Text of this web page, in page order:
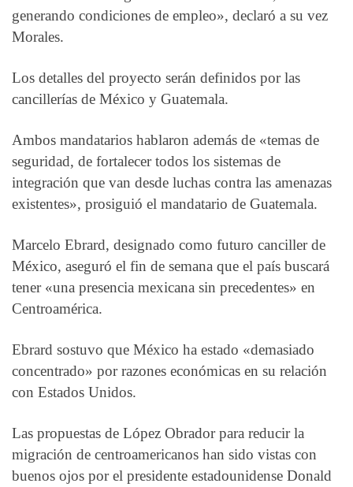
generando condiciones de empleo», declaró a su vez
Morales.
Los detalles del proyecto serán definidos por las
cancillerías de México y Guatemala.
Ambos mandatarios hablaron además de «temas de
seguridad, de fortalecer todos los sistemas de
integración que van desde luchas contra las amenazas
existentes», prosiguió el mandatario de Guatemala.
Marcelo Ebrard, designado como futuro canciller de
México, aseguró el fin de semana que el país buscará
tener «una presencia mexicana sin precedentes» en
Centroamérica.
Ebrard sostuvo que México ha estado «demasiado
concentrado» por razones económicas en su relación
con Estados Unidos.
Las propuestas de López Obrador para reducir la
migración de centroamericanos han sido vistas con
buenos ojos por el presidente estadounidense Donald